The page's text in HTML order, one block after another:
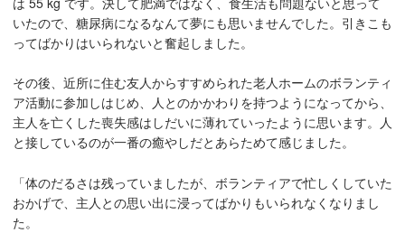
いたので、糖尿病になるなんて夢にも思いませんでした。引きこも
ってばかりはいられないと奮起しました。
その後、近所に住む友人からすすめられた老人ホームのボランティ
ア活動に参加しはじめ、人とのかかわりを持つようになってから、
主人を亡くした喪失感はしだいに薄れていったように思います。人
と接しているのが一番の癒やしだとあらためて感じました。
「体のだるさは残っていましたが、ボランティアで忙しくしていた
おかげで、主人との思い出に浸ってばかりもいられなくなりまし
た。